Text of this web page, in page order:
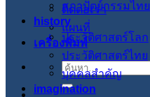
ติดต่อเรา
แผนที่
เครื่องพิมพ์
ค้นหา:
สภาปัตย์กรรมไทย
history
ประวัติศาสตร์โลก
ประวัติศาสตร์ไทย
บุคคลสำคัญ
imagination